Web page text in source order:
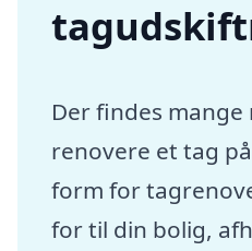
Der findes mange
renovere et tag
form for
for til din bolig,